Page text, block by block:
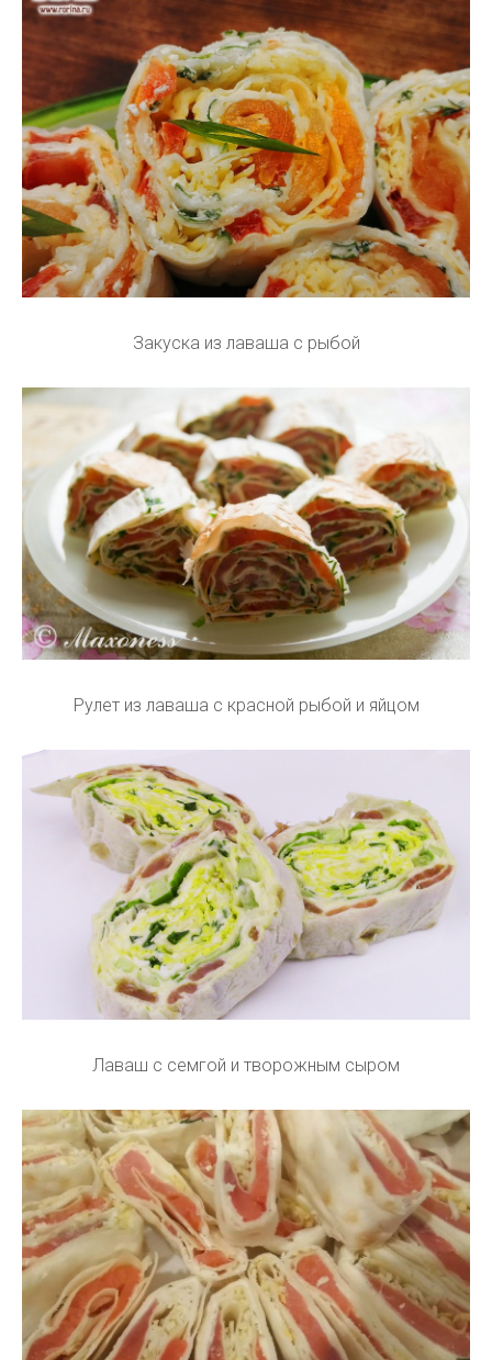
Закуска из лаваша с рыбой
Рулет из лаваша с красной рыбой и яйцом
Лаваш с семгой и творожным сыром